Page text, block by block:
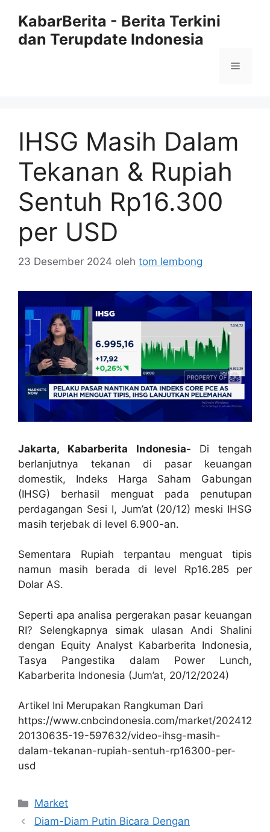
KabarBerita - Berita Terkini
dan Terupdate Indonesia
Menu
IHSG Masih Dalam
Tekanan & Rupiah
Sentuh Rp16.300
per USD
23 Desember 2024 oleh tom lembong
Jakarta, Kabarberita Indonesia- Di tengah
berlanjutnya tekanan di pasar keuangan
domestik, Indeks Harga Saham Gabungan
(IHSG) berhasil menguat pada penutupan
perdagangan Sesi I, Jum’at (20/12) meski IHSG
masih terjebak di level 6.900-an.
Sementara Rupiah terpantau menguat tipis
namun masih berada di level Rp16.285 per
Dolar AS.
Seperti apa analisa pergerakan pasar keuangan
RI? Selengkapnya simak ulasan Andi Shalini
dengan Equity Analyst Kabarberita Indonesia,
Tasya Pangestika dalam Power Lunch,
Kabarberita Indonesia (Jum’at, 20/12/2024)
Artikel Ini Merupakan Rangkuman Dari
https://www.cnbcindonesia.com/market/202412
20130635-19-597632/video-ihsg-masih-
dalam-tekanan-rupiah-sentuh-rp16300-per-
usd
Kategori
Market
Diam-Diam Putin Bicara Dengan